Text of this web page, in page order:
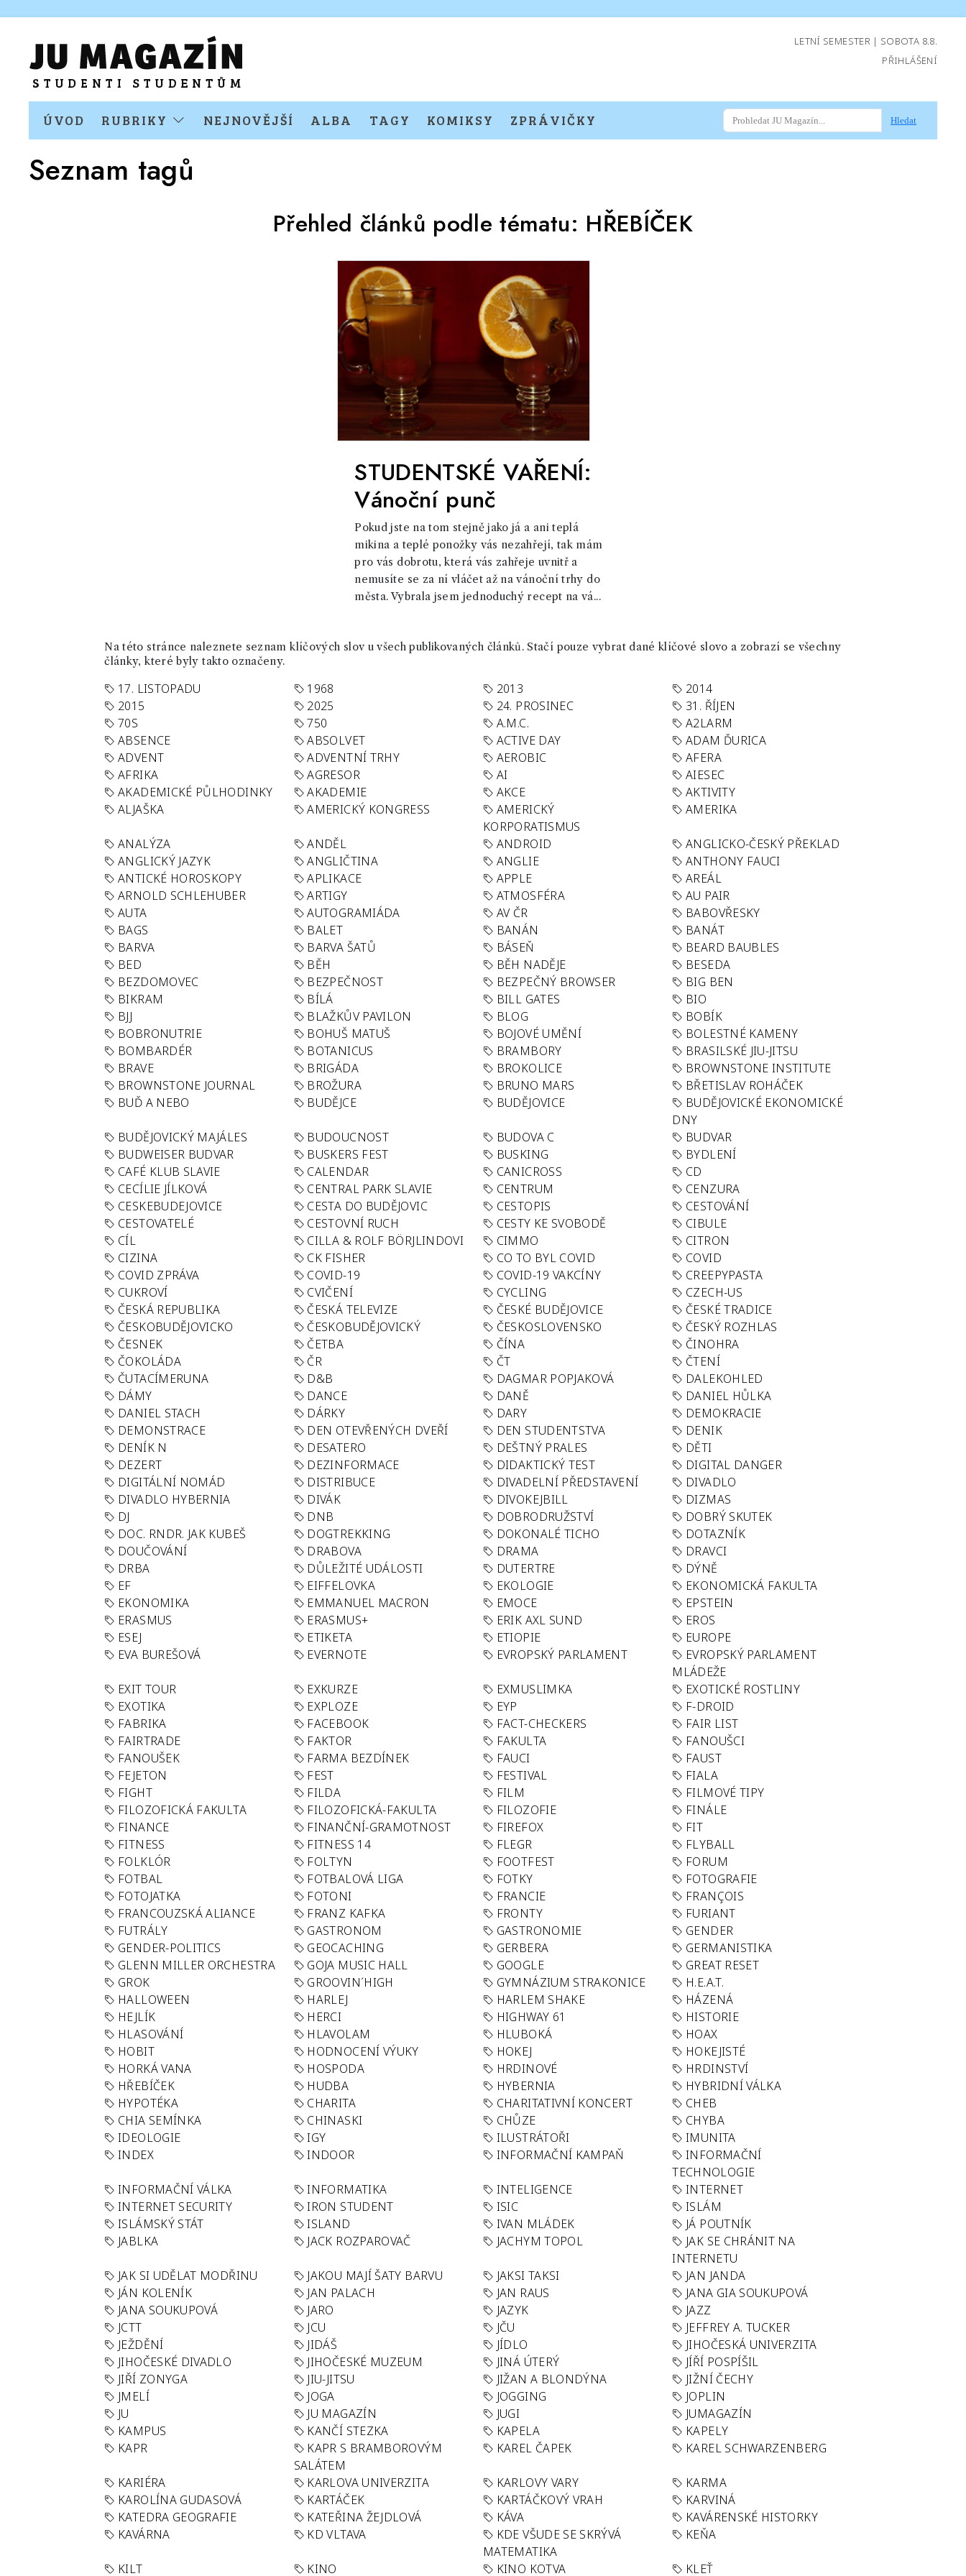
LETNÍ SEMESTER | SOBOTA 8.8.
PŘIHLÁŠENÍ
ÚVOD RUBRIKY NEJNOVĚJŠÍ ALBA TAGY KOMIKSY ZPRÁVIČKY Hledat
Seznam tagů
Přehled článků podle tématu: HŘEBÍČEK
STUDENTSKÉ VAŘENÍ:
Vánoční punč
Pokud jste na tom stejně jako já a ani teplá
mikina a teplé ponožky vás nezahřejí, tak mám
pro vás dobrotu, která vás zahřeje uvnitř a
nemusíte se za ní vláčet až na vánoční trhy do
města. Vybrala jsem jednoduchý recept na vá...
Na této stránce naleznete seznam klíčových slov u všech publikovaných článků. Stačí pouze vybrat dané klíčové slovo a zobrazí se všechny
články, které byly takto označeny.
17. LISTOPADU 1968 2013
2014
2015
2025 24. PROSINEC
31. ŘÍJEN
70S
750 A.M.C.
A2LARM
ABSENCE
ABSOLVET ACTIVE DAY
ADAM ĎURICA
ADVENT
ADVENTNÍ TRHY AEROBIC
AFERA
AFRIKA
AGRESOR AI
AIESEC
AKADEMICKÉ PŮLHODINKY
AKADEMIE AKCE
AKTIVITY
ALJAŠKA
AMERICKÝ KONGRESS
AMERICKÝ
KORPORATISMUS
AMERIKA
ANALÝZA ANDĚL ANDROID
ANGLICKO-ČESKÝ PŘEKLAD
ANGLICKÝ JAZYK
ANGLIČTINA ANGLIE
ANTHONY FAUCI
ANTICKÉ HOROSKOPY
APLIKACE APPLE
AREÁL
ARNOLD SCHLEHUBER
ARTIGY ATMOSFÉRA
AU PAIR
AUTA
AUTOGRAMIÁDA AV ČR
BABOVŘESKY
BAGS
BALET BANÁN
BANÁT
BARVA
BARVA ŠATŮ BÁSEŇ
BEARD BAUBLES
BED
BĚH BĚH NADĚJE
BESEDA
BEZDOMOVEC
BEZPEČNOST BEZPEČNÝ BROWSER
BIG BEN
BIKRAM
BÍLÁ BILL GATES
BIO
BJJ
BLAŽKŮV PAVILON BLOG
BOBÍK
BOBRONUTRIE
BOHUŠ MATUŠ BOJOVÉ UMĚNÍ
BOLESTNÉ KAMENY
BOMBARDÉR
BOTANICUS BRAMBORY
BRASILSKÉ JIU-JITSU
BRAVE
BRIGÁDA BROKOLICE
BROWNSTONE INSTITUTE
BROWNSTONE JOURNAL
BROŽURA BRUNO MARS
BŘETISLAV ROHÁČEK
BUĎ A NEBO
BUDĚJCE BUDĚJOVICE
BUDĚJOVICKÉ EKONOMICKÉ
DNY
BUDĚJOVICKÝ MAJÁLES
BUDOUCNOST BUDOVA C
BUDVAR
BUDWEISER BUDVAR
BUSKERS FEST BUSKING
BYDLENÍ
CAFÉ KLUB SLAVIE
CALENDAR CANICROSS
CD
CECÍLIE JÍLKOVÁ
CENTRAL PARK SLAVIE CENTRUM
CENZURA
CESKEBUDEJOVICE
CESTA DO BUDĚJOVIC CESTOPIS
CESTOVÁNÍ
CESTOVATELÉ
CESTOVNÍ RUCH CESTY KE SVOBODĚ
CIBULE
CÍL
CILLA & ROLF BÖRJLINDOVI CIMMO
CITRON
CIZINA
CK FISHER CO TO BYL COVID
COVID
COVID ZPRÁVA
COVID-19 COVID-19 VAKCÍNY
CREEPYPASTA
CUKROVÍ
CVIČENÍ CYCLING
CZECH-US
ČESKÁ REPUBLIKA
ČESKÁ TELEVIZE ČESKÉ BUDĚJOVICE
ČESKÉ TRADICE
ČESKOBUDĚJOVICKO
ČESKOBUDĚJOVICKÝ ČESKOSLOVENSKO
ČESKÝ ROZHLAS
ČESNEK
ČETBA ČÍNA
ČINOHRA
ČOKOLÁDA
ČR ČT
ČTENÍ
ČUTACÍMERUNA
D&B DAGMAR POPJAKOVÁ
DALEKOHLED
DÁMY
DANCE DANĚ
DANIEL HŮLKA
DANIEL STACH
DÁRKY DARY
DEMOKRACIE
DEMONSTRACE
DEN OTEVŘENÝCH DVEŘÍ DEN STUDENTSTVA
DENIK
DENÍK N
DESATERO DEŠTNÝ PRALES
DĚTI
DEZERT
DEZINFORMACE DIDAKTICKÝ TEST
DIGITAL DANGER
DIGITÁLNÍ NOMÁD
DISTRIBUCE DIVADELNÍ PŘEDSTAVENÍ
DIVADLO
DIVADLO HYBERNIA
DIVÁK DIVOKEJBILL
DIZMAS
DJ
DNB DOBRODRUŽSTVÍ
DOBRÝ SKUTEK
DOC. RNDR. JAK KUBEŠ
DOGTREKKING DOKONALÉ TICHO
DOTAZNÍK
DOUČOVÁNÍ
DRABOVA DRAMA
DRAVCI
DRBA
DŮLEŽITÉ UDÁLOSTI DUTERTRE
DÝNĚ
EF
EIFFELOVKA EKOLOGIE
EKONOMICKÁ FAKULTA
EKONOMIKA
EMMANUEL MACRON EMOCE
EPSTEIN
ERASMUS
ERASMUS+ ERIK AXL SUND
EROS
ESEJ
ETIKETA ETIOPIE
EUROPE
EVA BUREŠOVÁ
EVERNOTE EVROPSKÝ PARLAMENT
EVROPSKÝ PARLAMENT
MLÁDEŽE
EXIT TOUR
EXKURZE EXMUSLIMKA
EXOTICKÉ ROSTLINY
EXOTIKA
EXPLOZE EYP
F-DROID
FABRIKA
FACEBOOK FACT-CHECKERS
FAIR LIST
FAIRTRADE
FAKTOR FAKULTA
FANOUŠCI
FANOUŠEK
FARMA BEZDÍNEK FAUCI
FAUST
FEJETON
FEST FESTIVAL
FIALA
FIGHT
FILDA FILM
FILMOVÉ TIPY
FILOZOFICKÁ FAKULTA
FILOZOFICKÁ-FAKULTA FILOZOFIE
FINÁLE
FINANCE
FINANČNÍ-GRAMOTNOST FIREFOX
FIT
FITNESS
FITNESS 14 FLEGR
FLYBALL
FOLKLÓR
FOLTYN FOOTFEST
FORUM
FOTBAL
FOTBALOVÁ LIGA FOTKY
FOTOGRAFIE
FOTOJATKA
FOTONI FRANCIE
FRANÇOIS
FRANCOUZSKÁ ALIANCE
FRANZ KAFKA FRONTY
FURIANT
FUTRÁLY
GASTRONOM GASTRONOMIE
GENDER
GENDER-POLITICS
GEOCACHING GERBERA
GERMANISTIKA
GLENN MILLER ORCHESTRA
GOJA MUSIC HALL GOOGLE
GREAT RESET
GROK
GROOVIN´HIGH GYMNÁZIUM STRAKONICE
H.E.A.T.
HALLOWEEN
HARLEJ HARLEM SHAKE
HÁZENÁ
HEJLÍK
HERCI HIGHWAY 61
HISTORIE
HLASOVÁNÍ
HLAVOLAM HLUBOKÁ
HOAX
HOBIT
HODNOCENÍ VÝUKY HOKEJ
HOKEJISTÉ
HORKÁ VANA
HOSPODA HRDINOVÉ
HRDINSTVÍ
HŘEBÍČEK
HUDBA HYBERNIA
HYBRIDNÍ VÁLKA
HYPOTÉKA
CHARITA CHARITATIVNÍ KONCERT
CHEB
CHIA SEMÍNKA
CHINASKI CHŮZE
CHYBA
IDEOLOGIE
IGY ILUSTRÁTOŘI
IMUNITA
INDEX
INDOOR INFORMAČNÍ KAMPAŇ
INFORMAČNÍ
TECHNOLOGIE
INFORMAČNÍ VÁLKA
INFORMATIKA INTELIGENCE
INTERNET
INTERNET SECURITY
IRON STUDENT ISIC
ISLÁM
ISLÁMSKÝ STÁT
ISLAND IVAN MLÁDEK
JÁ POUTNÍK
JABLKA
JACK ROZPAROVAČ JACHYM TOPOL
JAK SE CHRÁNIT NA
INTERNETU
JAK SI UDĚLAT MODŘINU
JAKOU MAJÍ ŠATY BARVU JAKSI TAKSI
JAN JANDA
JÁN KOLENÍK
JAN PALACH JAN RAUS
JANA GIA SOUKUPOVÁ
JANA SOUKUPOVÁ
JARO JAZYK
JAZZ
JCTT
JCU JČU
JEFFREY A. TUCKER
JEŽDĚNÍ
JIDÁŠ JÍDLO
JIHOČESKÁ UNIVERZITA
JIHOČESKÉ DIVADLO
JIHOČESKÉ MUZEUM JINÁ ÚTERÝ
JÍŘÍ POSPÍŠIL
JIŘÍ ZONYGA
JIU-JITSU JIŽAN A BLONDÝNA
JIŽNÍ ČECHY
JMELÍ
JOGA JOGGING
JOPLIN
JU
JU MAGAZÍN JUGI
JUMAGAZÍN
KAMPUS
KANČÍ STEZKA KAPELA
KAPELY
KAPR
KAPR S BRAMBOROVÝM
SALÁTEM
KAREL ČAPEK KAREL SCHWARZENBERG
KARIÉRA KARLOVA UNIVERZITA KARLOVY VARY
KARMA
KAROLÍNA GUDASOVÁ
KARTÁČEK KARTÁČKOVÝ VRAH
KARVINÁ
KATEDRA GEOGRAFIE
KATEŘINA ŽEJDLOVÁ KÁVA
KAVÁRENSKÉ HISTORKY
KAVÁRNA
KD VLTAVA
KDE VŠUDE SE SKRÝVÁ
MATEMATIKA
KEŇA
KILT KINO KINO KOTVA KLEŤ